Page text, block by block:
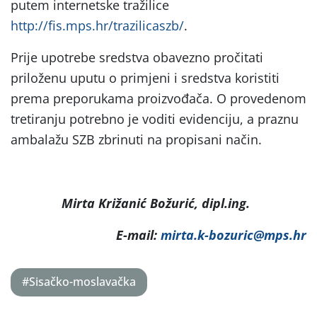
putem internetske tražilice
http://fis.mps.hr/trazilicaszb/.
Prije upotrebe sredstva obavezno pročitati
priloženu uputu o primjeni i sredstva koristiti
prema preporukama proizvođača. O provedenom
tretiranju potrebno je voditi evidenciju, a praznu
ambalažu SZB zbrinuti na propisani način.
Mirta Križanić Božurić, dipl.ing.
E-mail: mirta.k-bozuric@mps.hr
#Sisačko-moslavačka